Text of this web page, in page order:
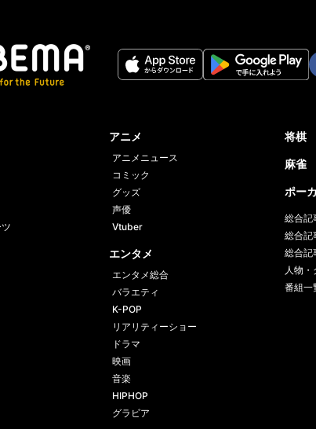
アニメ
アニメニュース
コミック
グッズ
声優
Vtuber
エンタメ
エンタメ総合
バラエティ
K-POP
リアリティーショー
ドラマ
映画
音楽
HIPHOP
グラビア
将棋
麻雀
ポー
総合記
総合記
総合記
人物
番組一